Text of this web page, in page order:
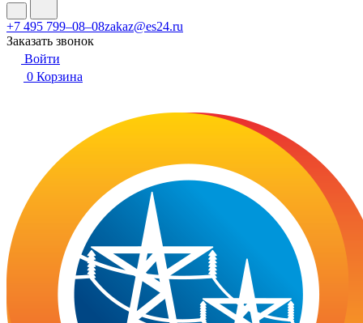
+7 495 799–08–08zakaz@es24.ru
Заказать звонок
Войти
0 Корзина